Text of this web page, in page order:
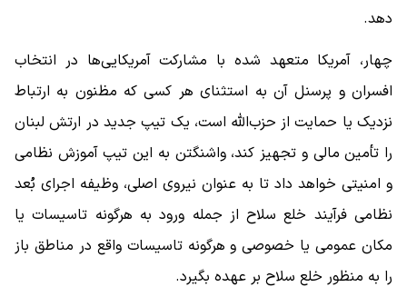
دهد.
چهار، آمریکا متعهد شده با مشارکت آمریکایی‌ها در انتخاب
افسران و پرسنل آن به استثنای هر کسی که مظنون به ارتباط
نزدیک یا حمایت از حزب‌الله است، یک تیپ جدید در ارتش لبنان
را تأمین مالی و تجهیز کند، واشنگتن به این تیپ آموزش نظامی
و امنیتی خواهد داد تا به عنوان نیروی اصلی، وظیفه اجرای بُعد
نظامی فرآیند خلع سلاح از جمله ورود به هرگونه تاسیسات یا
مکان عمومی یا خصوصی و هرگونه تاسیسات واقع در مناطق باز
را به منظور خلع سلاح بر عهده بگیرد.